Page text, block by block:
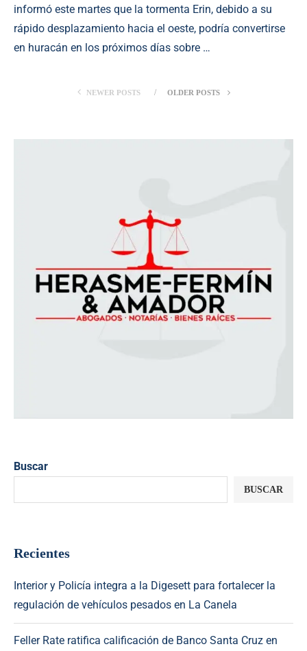
informó este martes que la tormenta Erin, debido a su
rápido desplazamiento hacia el oeste, podría convertirse
en huracán en los próximos días sobre …
NEWER POSTS OLDER POSTS
Buscar
BUSCAR
Recientes
Interior y Policía integra a la Digesett para fortalecer la
regulación de vehículos pesados en La Canela
Feller Rate ratifica calificación de Banco Santa Cruz en